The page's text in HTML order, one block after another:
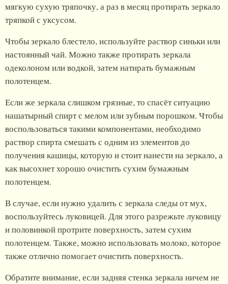
мягкую сухую тряпочку, а раз в месяц протирать зеркало
тряпкой с уксусом.
Чтобы зеркало блестело, используйте раствор синьки или
настоянный чай. Можно также протирать зеркала
одеколоном или водкой, затем натирать бумажным
полотенцем.
Если же зеркала слишком грязные, то спасёт ситуацию
нашатырный спирт с мелом или зубным порошком. Чтобы
воспользоваться такими компонентами, необходимо
раствор спирта смешать с одним из элементов до
получения кашицы, которую и стоит нанести на зеркало, а
как высохнет хорошо очистить сухим бумажным
полотенцем.
В случае, если нужно удалить с зеркала следы от мух,
воспользуйтесь луковицей. Для этого разрежьте луковицу
и половинкой протрите поверхность, затем сухим
полотенцем. Также, можно использовать молоко, которое
также отлично помогает очистить поверхность.
Обратите внимание, если задняя стенка зеркала ничем не